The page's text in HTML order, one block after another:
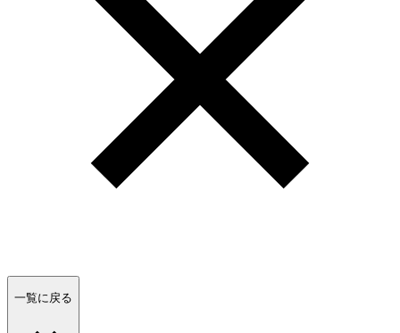
一覧に戻る